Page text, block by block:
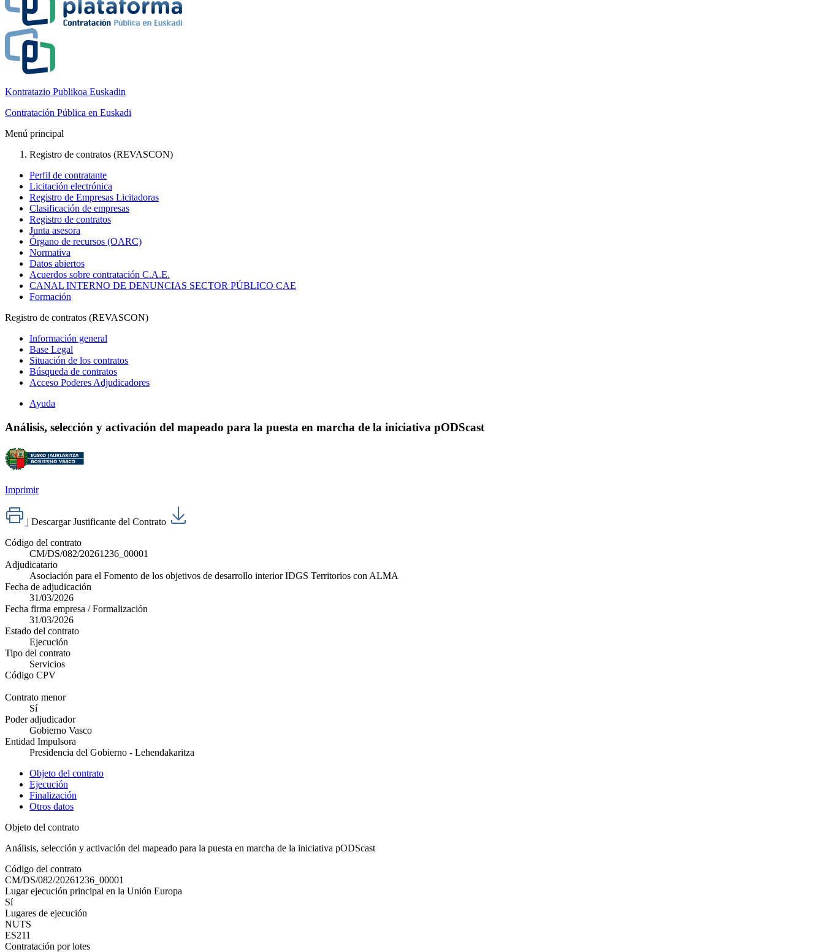
Kontratazio Publikoa Euskadin
Contratación Pública en Euskadi
Menú principal
Registro de contratos (REVASCON)
Perfil de contratante
Licitación electrónica
Registro de Empresas Licitadoras
Clasificación de empresas
Registro de contratos
Junta asesora
Órgano de recursos (OARC)
Normativa
Datos abiertos
Acuerdos sobre contratación C.A.E.
CANAL INTERNO DE DENUNCIAS SECTOR PÚBLICO CAE
Formación
Registro de contratos (REVASCON)
Información general
Base Legal
Situación de los contratos
Búsqueda de contratos
Acceso Poderes Adjudicadores
Ayuda
Análisis, selección y activación del mapeado para la puesta en marcha de la iniciativa pODScast
Imprimir
| Descargar Justificante del Contrato
Código del contrato
CM/DS/082/20261236_00001
Adjudicatario
Asociación para el Fomento de los objetivos de desarrollo interior IDGS Territorios con ALMA
Fecha de adjudicación
31/03/2026
Fecha firma empresa / Formalización
31/03/2026
Estado del contrato
Ejecución
Tipo del contrato
Servicios
Código CPV
Contrato menor
Sí
Poder adjudicador
Gobierno Vasco
Entidad Impulsora
Presidencia del Gobierno - Lehendakaritza
Objeto del contrato
Ejecución
Finalización
Otros datos
Objeto del contrato
Análisis, selección y activación del mapeado para la puesta en marcha de la iniciativa pODScast
Código del contrato
CM/DS/082/20261236_00001
Lugar ejecución principal en la Unión Europa
Sí
Lugares de ejecución
NUTS
ES211
Contratación por lotes